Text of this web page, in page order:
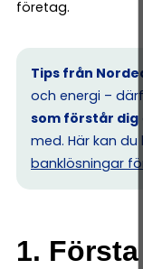
företag.
Tips från
och energi –
som förstår dig
med. Här kan
banklösningar
1.